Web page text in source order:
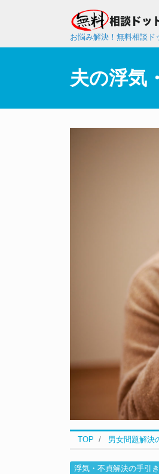
お悩み解決！無料相談ド
夫の浮気
TOP 男女問題解決
浮気・不貞解決の手引き